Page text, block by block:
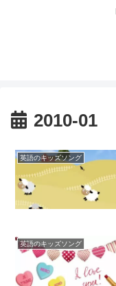
2010-01
英語のキッズソング
英語のキッズソング